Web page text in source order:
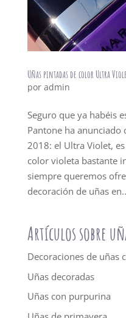
Uñas pintadas de color Ultra
por admin
Seguro que ya habéis
Pantone ha anunciado
2018: el Ultra Violet,
color violeta bastante
siempre queremos
decoración de uñas
Artículos sobre
Decoraciones de uñas
Uñas decoradas
Uñas con purpurina